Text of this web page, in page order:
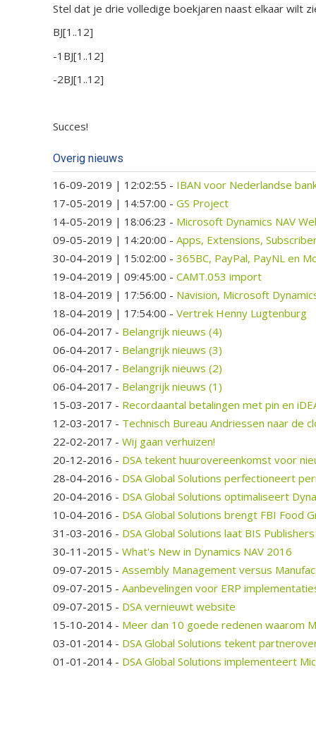
Stel dat je drie volledige boekjaren naast elkaar wilt
BJ[1..12]
-1BJ[1..12]
-2BJ[1..12]
Succes!
Overig nieuws
16-09-2019 | 12:02:55 - IBAN voor Nederlandse
17-05-2019 | 14:57:00 - GS Project
14-05-2019 | 18:06:23 - Microsoft Dynamics NAV
09-05-2019 | 14:20:00 - Apps, Extensions,
30-04-2019 | 15:02:00 - 365BC, PayPal, PayNL en
19-04-2019 | 09:45:00 - CAMT.053 import
18-04-2019 | 17:56:00 - Navision, Microsoft
18-04-2019 | 17:54:00 - Vertrek Henny Lugtenburg
06-04-2017 - Belangrijk nieuws (4)
06-04-2017 - Belangrijk nieuws (3)
06-04-2017 - Belangrijk nieuws (2)
06-04-2017 - Belangrijk nieuws (1)
15-03-2017 - Recordaantal betalingen met pin en
12-03-2017 - Technisch Bureau Andriessen naar de
22-02-2017 - Wij gaan verhuizen!
20-12-2016 - DSA tekent huurovereenkomst voor
28-04-2016 - DSA Global Solutions perfectioneert
20-04-2016 - DSA Global Solutions optimaliseert
10-04-2016 - DSA Global Solutions brengt FBI Food
31-03-2016 - DSA Global Solutions laat BIS
30-11-2015 - What's New in Dynamics NAV 2016
09-07-2015 - Assembly Management versus
09-07-2015 - Aanbevelingen voor ERP
09-07-2015 - DSA vernieuwt website
15-10-2014 - Meer dan 10 goede redenen waarom
03-01-2014 - DSA Global Solutions tekent
01-01-2014 - DSA Global Solutions implementeert